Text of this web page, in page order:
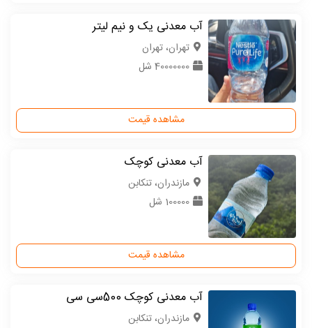
آب معدنی یک و نیم لیتر
تهران، تهران
40000000 شل
مشاهده قیمت
آب معدنی کوچک
مازندران، تنکابن
100000 شل
مشاهده قیمت
آب معدنی کوچک 500سی سی
مازندران، تنکابن